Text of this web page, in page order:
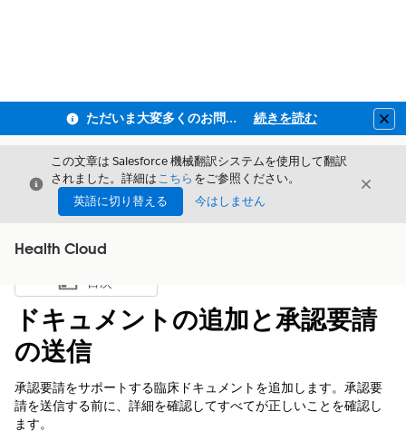
ただいま大変多くのお問い合わせをいただいており、ご連絡までにお時間を頂戴しております 続きを読む
閉じる
この文章は Salesforce 機械翻訳システムを使用して翻訳
されました。詳細はこちら をご参照ください。
英語に切り替える
今はしません
閉じる
Health Cloud
目次を表示
目次
ドキュメントの追加と承認要請
の送信
承認要請をサポートする臨床ドキュメントを追加します。承認要
請を送信する前に、詳細を確認してすべてが正しいことを確認し
ます。